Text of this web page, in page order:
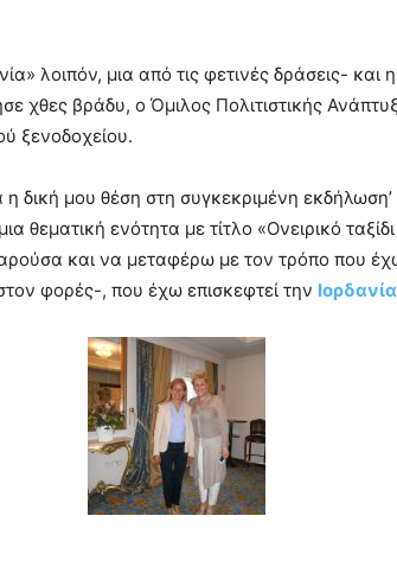
λοιπόν, μια από τις φετινές δράσεις- και
χθες βράδυ, ο Όμιλος Πολιτιστικής
ξενοδοχείου.
δική μου θέση στη συγκεκριμένη
θεματική ενότητα με τίτλο «Ονειρικό
και να μεταφέρω με τον τρόπο που έχω
φορές-, που έχω επισκεφτεί την Ιορδανία